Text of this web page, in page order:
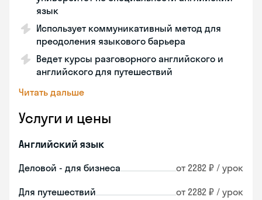
язык
Использует коммуникативный метод для
преодоления языкового барьера
Ведет курсы разговорного английского и
английского для путешествий
Читать дальше
Услуги и цены
Английский язык
Деловой - для бизнеса от 2282 ₽ / урок
Для путешествий от 2282 ₽ / урок